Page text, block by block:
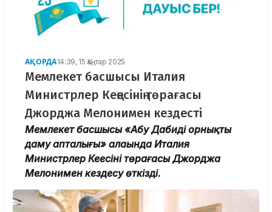
АҚОРДА14:39, 15 Қаңтар 2025
Мемлекет басшысы Италия
Министрлер Кеңесінің төрағасы
Джорджа Мелонимен кездесті
Мемлекет басшысы «Абу Дабидің орнықты
даму апталығы» алаңында Италия
Министрлер Кеңесінің төрағасы Джорджа
Мелонимен кездесу өткізді.